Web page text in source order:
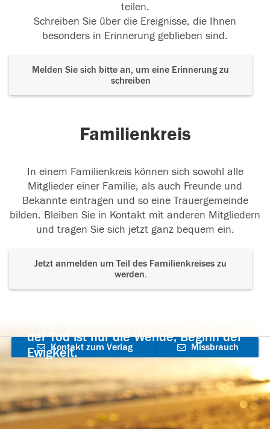
teilen.
Schreiben Sie über die Ereignisse, die Ihnen
besonders in Erinnerung geblieben sind.
Melden Sie sich bitte an, um eine Erinnerung zu
schreiben
Familienkreis
In einem Familienkreis können sich sowohl alle
Mitglieder einer Familie, als auch Freunde und
Bekannte eintragen und so eine Trauergemeinde
bilden. Bleiben Sie in Kontakt mit anderen Mitgliedern
und tragen Sie sich jetzt ganz bequem ein.
Jetzt anmelden um Teil des Familienkreises zu
werden.
der Tod ist nur die Wende, Beginn der
Ewigkeit.
Kontakt zum Verlag
aufnehmen
Missbrauch